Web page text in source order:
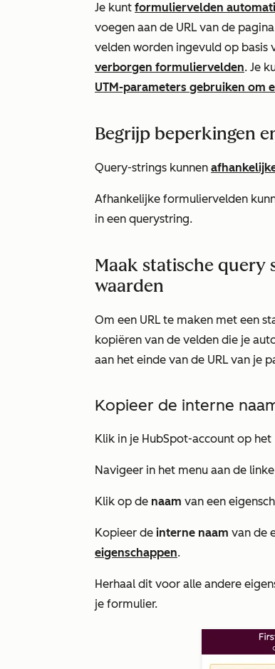
Je kunt formuliervelden
voegen aan de URL van de
velden worden ingevuld op
verborgen formuliervelden. Je
UTM-parameters gebruiken om
Begrijp beperkingen
Query-strings kunnen
Afhankelijke formuliervelden
in een querystring.
Maak statische query
waarden
Om een URL te maken met een
kopiëren van de velden die je
aan het einde van de URL van je
Kopieer de interne
Klik in je HubSpot-account op het
Navigeer in het menu aan de
Klik op de naam van een
Kopieer de interne naam van de
eigenschappen.
Herhaal dit voor alle andere
je formulier.